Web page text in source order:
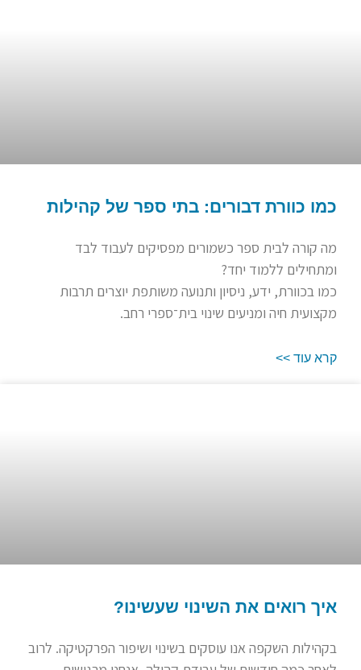
כמו כוורת דבורים: בתי ספר של קהילות
מה קורה לבית ספר כשמורים מפסיקים לעבוד לבד
ומתחילים ללמוד יחד?
כמו בכוורת, ידע, ניסיון ותנועה משותפת יוצרים תרבות
מקצועית חיה ומניעים שינוי בית־ספרי רחב.
קרא עוד >>
איך רואים את השינוי שעשינו?
בקהילות השקפה אנו עוסקים בשינוי ושיפור הפרקטיקה. לרוב